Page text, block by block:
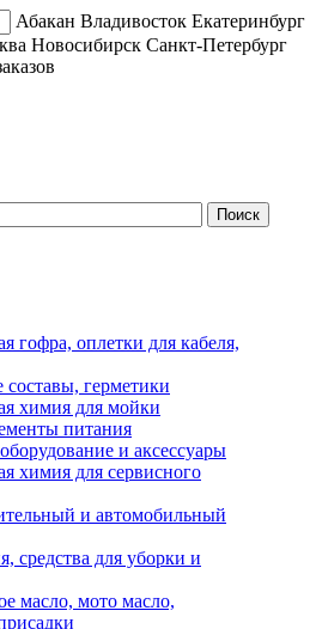
Абакан Владивосток Екатеринбург
Новосибирск Санкт-Петербург
гофра, оплетки для кабеля,
герметики
химия для мойки
питания
и аксессуары
химия для сервисного
и автомобильный
средства для уборки и
масло, мото масло,